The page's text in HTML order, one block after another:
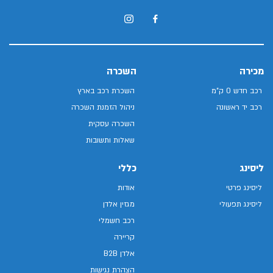
מכירה
רכב חדש 0 ק"מ
רכב יד ראשונה
השכרה
השכרת רכב בארץ
ניהול הזמנת השכרה
השכרה עסקית
שאלות ותשובות
ליסינג
ליסינג פרטי
ליסינג תפעולי
כללי
אודות
מגזין אלדן
רכב חשמלי
קריירה
אלדן B2B
הצהרת נגישות